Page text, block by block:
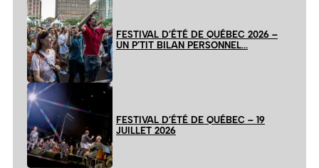
FESTIVAL D’ÉTÉ DE QUÉBEC 2026 –
UN P’TIT BILAN PERSONNEL…
FESTIVAL D’ÉTÉ DE QUÉBEC – 19
JUILLET 2026